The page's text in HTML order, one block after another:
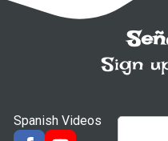
Spanish Videos
Sign